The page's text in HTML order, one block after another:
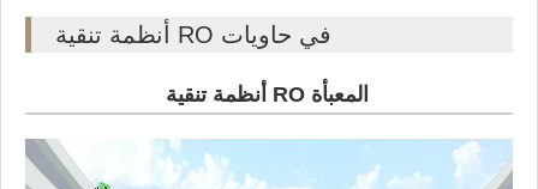
أنظمة تنقية RO في حاويات
أنظمة تنقية RO المعبأة